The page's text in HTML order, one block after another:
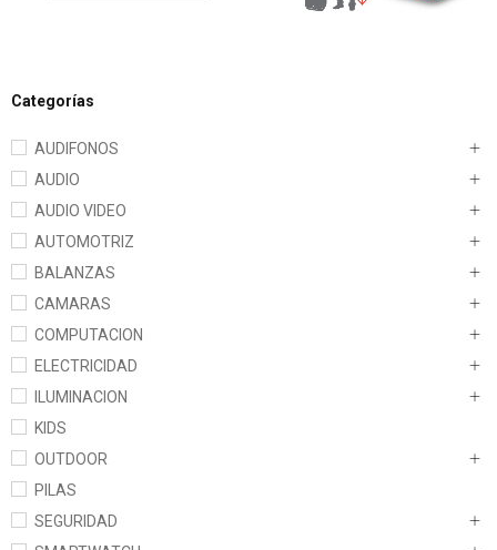
Categorías
AUDIFONOS
AUDIO
AUDIO VIDEO
AUTOMOTRIZ
BALANZAS
CAMARAS
COMPUTACION
ELECTRICIDAD
ILUMINACION
KIDS
OUTDOOR
PILAS
SEGURIDAD